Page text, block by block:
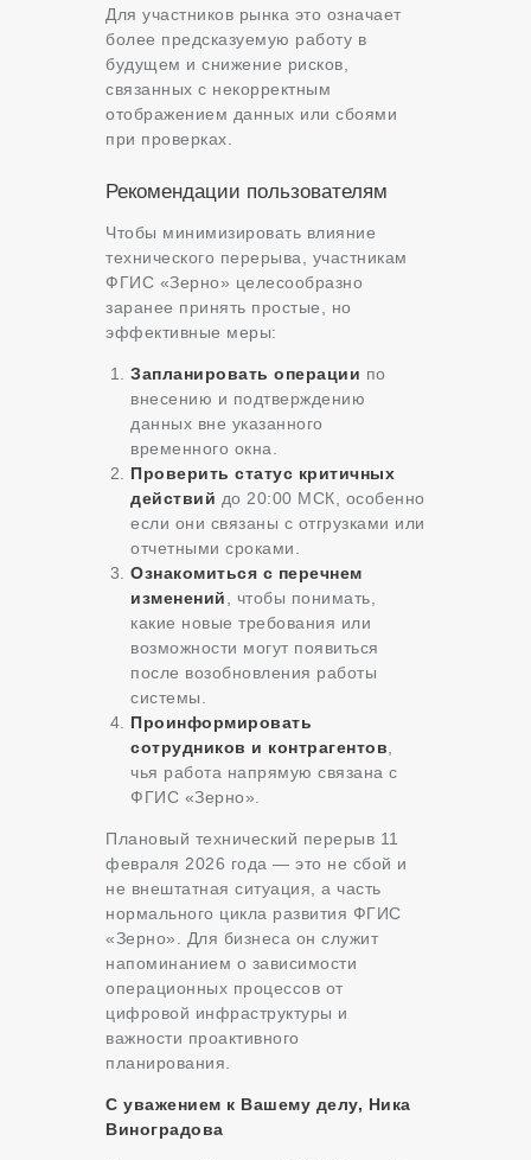
Для участников рынка это означает
более предсказуемую работу в
будущем и снижение рисков,
связанных с некорректным
отображением данных или сбоями
при проверках.
Рекомендации пользователям
Чтобы минимизировать влияние
технического перерыва, участникам
ФГИС «Зерно» целесообразно
заранее принять простые, но
эффективные меры:
Запланировать операции по
внесению и подтверждению
данных вне указанного
временного окна.
Проверить статус критичных
действий до 20:00 МСК, особенно
если они связаны с отгрузками или
отчетными сроками.
Ознакомиться с перечнем
изменений , чтобы понимать,
какие новые требования или
возможности могут появиться
после возобновления работы
системы.
Проинформировать
сотрудников и контрагентов
чья работа напрямую связана с
ФГИС «Зерно».
Плановый технический перерыв 11
февраля 2026 года — это не сбой и
не внештатная ситуация, а часть
нормального цикла развития ФГИС
«Зерно». Для бизнеса он служит
напоминанием о зависимости
операционных процессов от
цифровой инфраструктуры и
важности проактивного
планирования.
С уважением к Вашему делу, Ника
Виноградова